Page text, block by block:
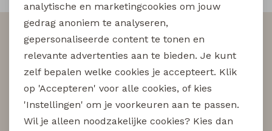
Bermuda's
Piraat broeken
Lange broeken
Altijd als eerste op de hoogte zijn?
Schrijf je in voor onze nieuwsbrief en wees als eerst
op de hoogte van nieuwe acties!
Aanmelden
analytische en marketingcookies om jouw
gedrag anoniem te analyseren,
gepersonaliseerde content te tonen en
relevante advertenties aan te bieden. Je kunt
zelf bepalen welke cookies je accepteert. Klik
op 'Accepteren' voor alle cookies, of kies
'Instellingen' om je voorkeuren aan te passen.
Wil je alleen noodzakelijke cookies? Kies dan